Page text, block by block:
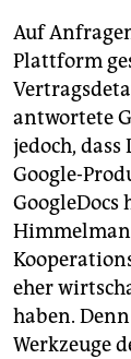
Auf
Plattform
antwortete
jedoch,
Google-
GoogleDocs
eher
haben.
Werkzeuge